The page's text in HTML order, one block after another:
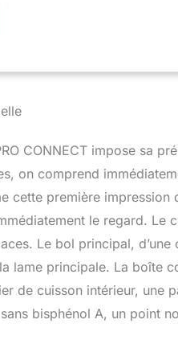
cuit avec précision degré
poche, cuit au bain marie, à
vide (sous vide).
| 12
quantités en quelques
d’accélérer les processus de
cuiseur à vapeur, qui se
De cette façon, vous
préparer des mélanges plus
des mélanges plus
éliminent les ingrédients
uniforme sans altérer la
CONNECT impose sa
comprend
première impression
le regard. Le
Le bol principal,
lame principale. La boîte
de cuisson intérieur, une
bisphénol A, un point